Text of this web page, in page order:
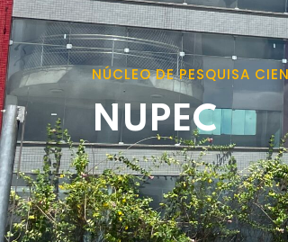
NÚCLEO DE PESQUISA
NUPEC